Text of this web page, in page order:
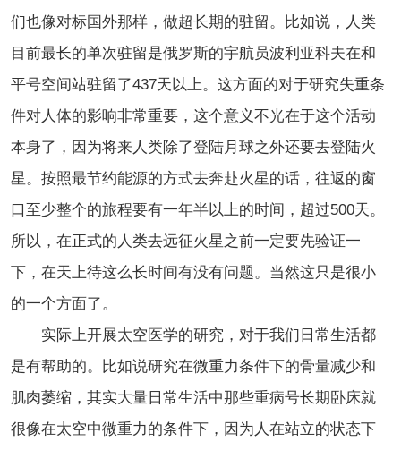
们也像对标国外那样，做超长期的驻留。比如说，人类
目前最长的单次驻留是俄罗斯的宇航员波利亚科夫在和
平号空间站驻留了437天以上。这方面的对于研究失重条
件对人体的影响非常重要，这个意义不光在于这个活动
本身了，因为将来人类除了登陆月球之外还要去登陆火
星。按照最节约能源的方式去奔赴火星的话，往返的窗
口至少整个的旅程要有一年半以上的时间，超过500天。
所以，在正式的人类去远征火星之前一定要先验证一
下，在天上待这么长时间有没有问题。当然这只是很小
的一个方面了。
实际上开展太空医学的研究，对于我们日常生活都
是有帮助的。比如说研究在微重力条件下的骨量减少和
肌肉萎缩，其实大量日常生活中那些重病号长期卧床就
很像在太空中微重力的条件下，因为人在站立的状态下